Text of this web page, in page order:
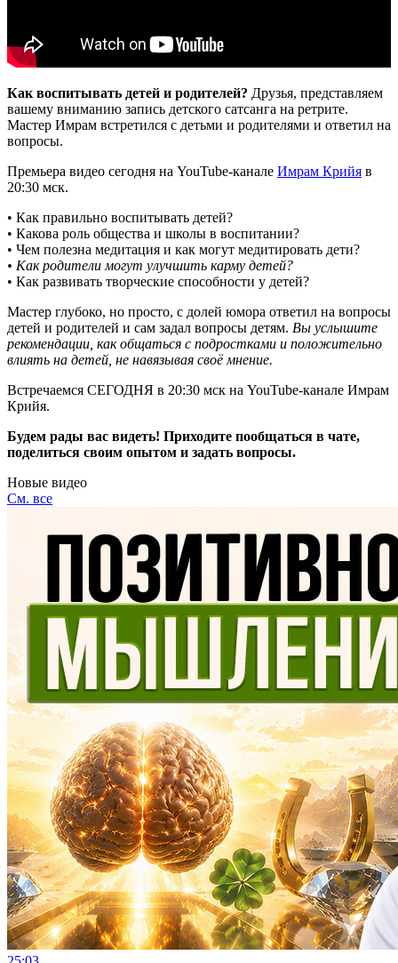
Как воспитывать детей и родителей? Друзья, представляем
вашему вниманию запись детского сатсанга на ретрите.
Мастер Имрам встретился с детьми и родителями и ответил на
вопросы.
Премьера видео сегодня на YouTube-канале Имрам Крийя в
20:30 мск.
• Как правильно воспитывать детей?
• Какова роль общества и школы в воспитании?
• Чем полезна медитация и как могут медитировать дети?
• Как родители могут улучшить карму детей?
• Как развивать творческие способности у детей?
Мастер глубоко, но просто, с долей юмора ответил на вопросы
детей и родителей и сам задал вопросы детям. Вы услышите
рекомендации, как общаться с подростками и положительно
влиять на детей, не навязывая своё мнение.
Встречаемся СЕГОДНЯ в 20:30 мск на YouTube-канале Имрам
Крийя.
Будем рады вас видеть! Приходите пообщаться в чате,
поделиться своим опытом и задать вопросы.
Новые видео
См. все